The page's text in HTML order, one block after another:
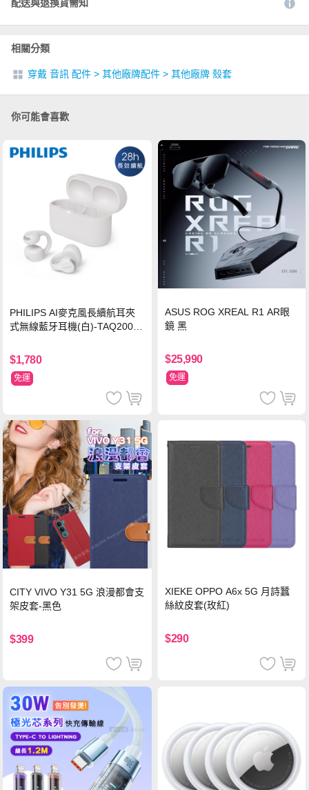
配送與退換貨需知
相關分類
穿戴 音訊 配件 > 其他廠牌配件 > 其他廠牌 殼套
你可能會喜歡
PHILIPS AI麥克風長續航耳夾
式無線藍牙耳機(白)-TAQ2000
$1,780
免運
ASUS ROG XREAL R1 AR眼
鏡 黑
$25,990
免運
CITY VIVO Y31 5G 浪漫都會支
架皮套-黑色
$399
XIEKE OPPO A6x 5G 月詩蠶
絲紋皮套(玫紅)
$290